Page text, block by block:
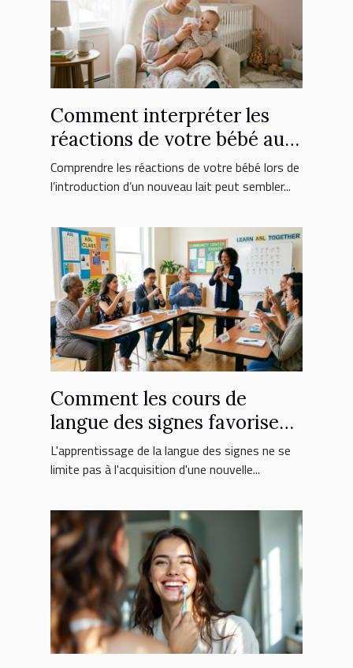
Comment interpréter les
réactions de votre bébé au
nouveau lait ?
Comprendre les réactions de votre bébé lors de
l’introduction d’un nouveau lait peut sembler...
Comment les cours de
langue des signes favorisent
l'inclusion sociale ?
L'apprentissage de la langue des signes ne se
limite pas à l'acquisition d'une nouvelle...